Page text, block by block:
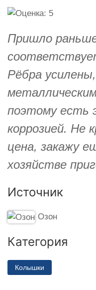
Пришло
Рёбра
поэтому есть
коррозией. Не
цена, закажу
хозяйстве
Источник
Озон
Категория
Колышки